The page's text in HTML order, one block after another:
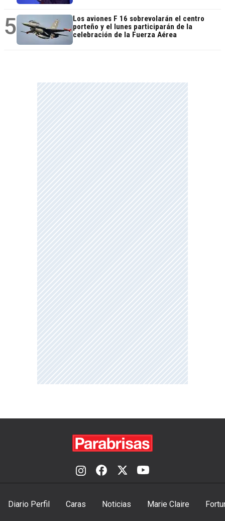
5
Los aviones F 16 sobrevolarán el centro
porteño y el lunes participarán de la
celebración de la Fuerza Aérea
Diario Perfil Caras Noticias Marie Claire